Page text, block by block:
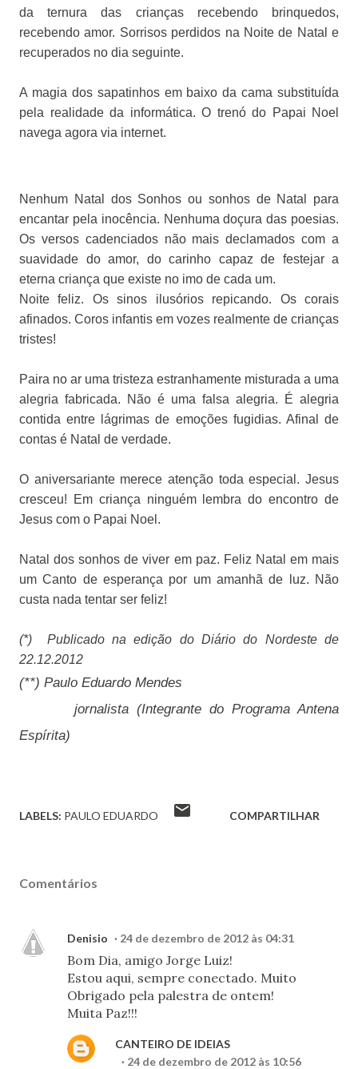
da ternura das crianças recebendo brinquedos,
recebendo amor. Sorrisos perdidos na Noite de Natal e
recuperados no dia seguinte.
A magia dos sapatinhos em baixo da cama substituída
pela realidade da informática. O trenó do Papai Noel
navega agora via internet.
Nenhum Natal dos Sonhos ou sonhos de Natal para
encantar pela inocência. Nenhuma doçura das poesias.
Os versos cadenciados não mais declamados com a
suavidade do amor, do carinho capaz de festejar a
eterna criança que existe no imo de cada um.
Noite feliz. Os sinos ilusórios repicando. Os corais
afinados. Coros infantis em vozes realmente de crianças
tristes!
Paira no ar uma tristeza estranhamente misturada a uma
alegria fabricada. Não é uma falsa alegria. É alegria
contida entre lágrimas de emoções fugidias. Afinal de
contas é Natal de verdade.
O aniversariante merece atenção toda especial. Jesus
cresceu! Em criança ninguém lembra do encontro de
Jesus com o Papai Noel.
Natal dos sonhos de viver em paz. Feliz Natal em mais
um Canto de esperança por um amanhã de luz. Não
custa nada tentar ser feliz!
(*) Publicado na edição do Diário do Nordeste de
22.12.2012
(**) Paulo Eduardo Mendes
jornalista (Integrante do Programa Antena
Espírita)
LABELS: PAULO EDUARDO COMPARTILHAR
Comentários
Denisio 24 de dezembro de 2012 às 04:31
Bom Dia, amigo Jorge Luiz!
Estou aqui, sempre conectado. Muito
Obrigado pela palestra de ontem!
Muita Paz!!!
CANTEIRO DE IDEIAS
24 de dezembro de 2012 às 10:56